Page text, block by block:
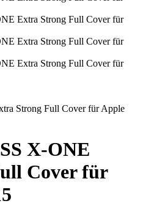
X-ONE
Cover für